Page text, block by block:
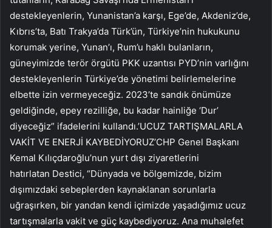
destekleyenlerin, Yunanistan’a karşı, Ege’de, Akdeniz’de,
Kıbrıs’ta, Batı Trakya’da Türk’ün, Türkiye’nin hukukunu
korumak yerine, Yunan’ı, Rum’u haklı bulanların,
güneyimizde terör örgütü PKK uzantısı PYD’nin varlığını
destekleyenlerin Türkiye’de yönetimi belirlemelerine
elbette izin vermeyeceğiz. 2023’te sandık önümüze
geldiğinde, epey rezilliğe, bu kadar hainliğe ‘Dur’
diyeceğiz” ifadelerini kullandı.’UCUZ TARTIŞMALARLA
VAKİT VE ENERJİ KAYBEDİYORUZ’CHP Genel Başkanı
Kemal Kılıçdaroğlu’nun yurt dışı ziyaretlerini
hatırlatan Destici, “Dünyada ve bölgemizde, bizim
dışımızdaki sebeplerden kaynaklanan sorunlarla
uğraşırken, bir yandan kendi içimizde yaşadığımız ucuz
tartışmalarla vakit ve güç kaybediyoruz. Ana muhalefet